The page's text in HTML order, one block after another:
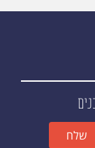
שלח